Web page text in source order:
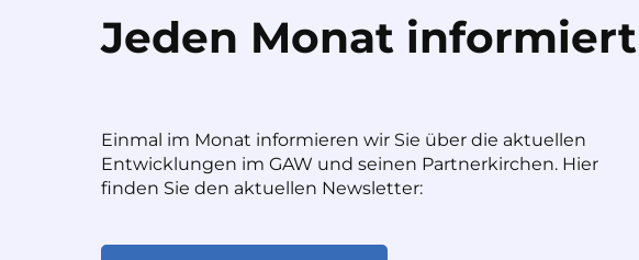
Jeden Monat informiert
Einmal im Monat informieren wir Sie über die aktuellen
Entwicklungen im GAW und seinen Partnerkirchen. Hier
finden Sie den aktuellen Newsletter: